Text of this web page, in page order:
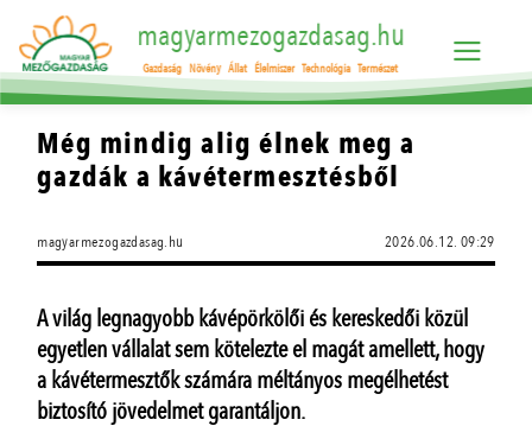
magyarmezogazdasag.hu
Gazdaság Növény Állat Élelmiszer Technológia Természet
Még mindig alig élnek meg a
gazdák a kávétermesztésből
magyarmezogazdasag.hu 2026.06.12. 09:29
A világ legnagyobb kávépörkölői és kereskedői közül
egyetlen vállalat sem kötelezte el magát amellett, hogy
a kávétermesztők számára méltányos megélhetést
biztosító jövedelmet garantáljon.